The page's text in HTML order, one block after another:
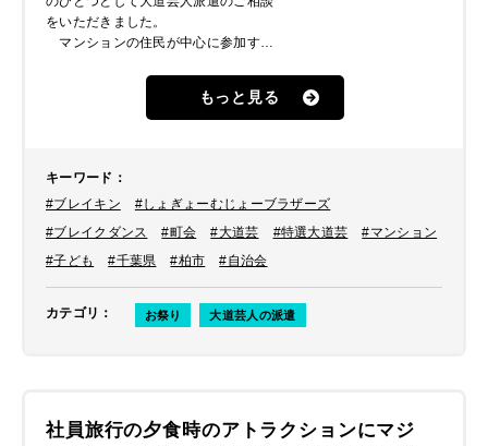
をいただきました。
マンションの住民が中心に参加する
覚的に楽しめる動きのあるパフォーマ
ンスをご希望されていました。そのよ
ご提案し、派遣させていただくことに
なりました。
もっと見る
キーワード ：
#ブレイキン
#しょぎょーむじょーブラザーズ
#ブレイクダンス
#町会 #大道芸 #特選大道芸
#マンション
#子ども
#千葉県 #柏市 #自治会
カテゴリ ： お祭り 大道芸人の派遣
社員旅行の夕食時のアトラクションにマジ